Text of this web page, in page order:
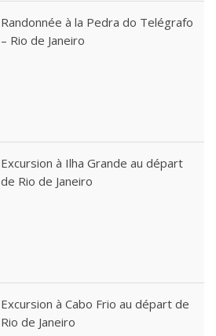
Randonnée à la Pedra do Telégrafo
– Rio de Janeiro
Excursion à Ilha Grande au départ
de Rio de Janeiro
Excursion à Cabo Frio au départ de
Rio de Janeiro